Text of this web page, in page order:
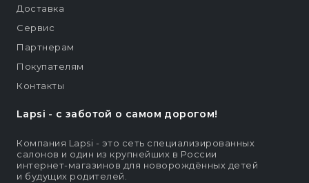
Lapsi - c заботой о самом дорогом!
Компания Lapsi - это сеть специализированных
салонов и один из крупнейших в России
интернет-магазинов для новорождённых детей
и будущих родителей.
Доставка
Сервис
Партнерам
Покупателям
Контакты